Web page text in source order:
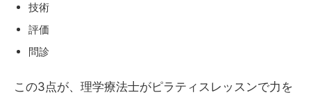
技術
評価
問診
この3点が、理学療法士がピラティスレッスンで力を